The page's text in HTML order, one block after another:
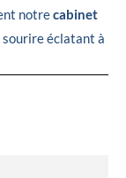
notrecabinet
éclatant à